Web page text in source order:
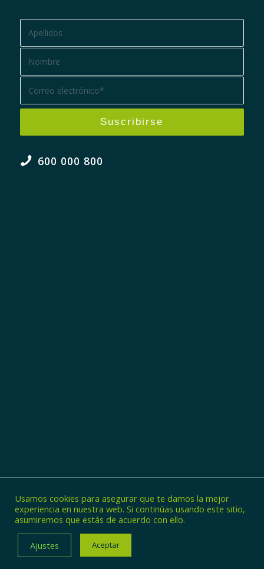
600 000 800
© Copyright - Zincaman
POLÍTICA DE PRIVACIDAD
POLÍTICA DE COOKIES
Usamos cookies para asegurar que te damos la mejor
experiencia en nuestra web. Si continúas usando este sitio,
asumiremos que estás de acuerdo con ello.
Ajustes Aceptar